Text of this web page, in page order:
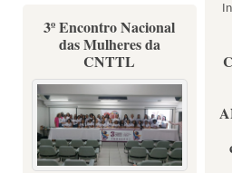
3º Encontro Nacional
das Mulheres da
CNTTL